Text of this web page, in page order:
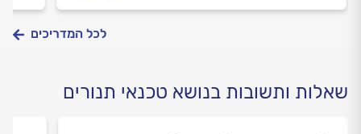
לכל המדריכים
שאלות ותשובות בנושא טכנאי תנורים